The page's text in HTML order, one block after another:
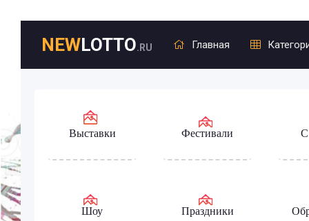
NEWLOTTO.RU Главная
Выставки Фестивали С
Шоу Праздники